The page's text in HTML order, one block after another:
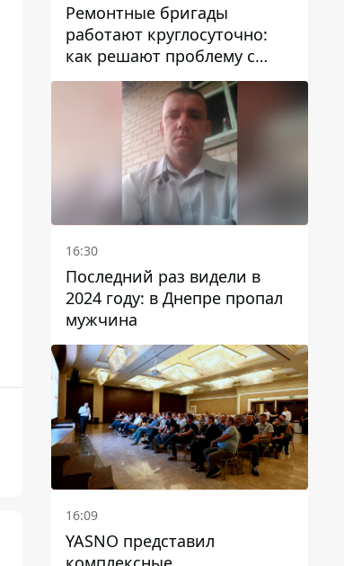
Ремонтные бригады
работают круглосуточно:
как решают проблему с
водой в Марганецкой
громаде
16:30
Последний раз видели в
2024 году: в Днепре пропал
мужчина
16:09
YASNO представил